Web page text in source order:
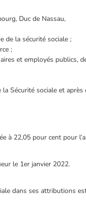
Duc de Nassau,
de la sécurité sociale ;
;
et employés publics,
Sécurité sociale et
à 22,05 pour cent pour
le 1er janvier 2022.
dans ses attributions